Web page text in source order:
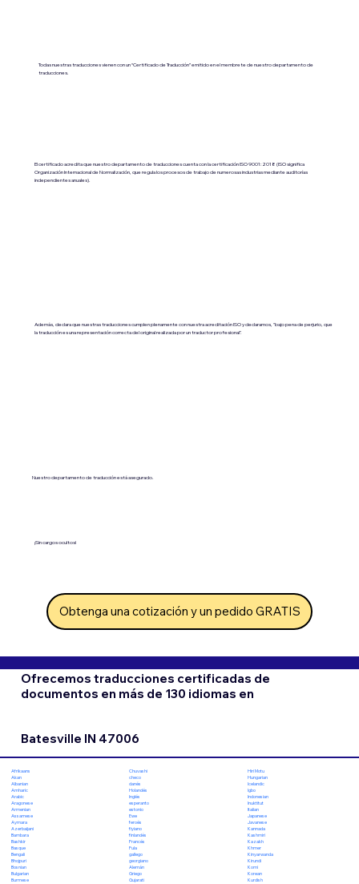
Todas nuestras traducciones vienen con un “Certificado de Traducción” emitido en el membrete de nuestro departamento de
traducciones.
El certificado acredita que nuestro departamento de traducciones cuenta con la certificación ISO 9001:2018 (ISO significa
Organización Internacional de Normalización, que regula los procesos de trabajo de numerosas industrias mediante auditorías
independientes anuales).
Además, declara que nuestras traducciones cumplen plenamente con nuestra acreditación ISO y declaramos, "bajo pena de perjurio, que
la traducción es una representación correcta del original realizada por un traductor profesional".
Nuestro departamento de traducción está asegurado.
¡Sin cargos ocultos!
Obtenga una cotización y un pedido GRATIS
Ofrecemos traducciones certificadas de
documentos en más de 130 idiomas en
Batesville IN 47006
Afrikaans
Akan
Albanian
Amharic
Arabic
Aragonese
Armenian
Assamese
Aymara
Azerbaijani
Bambara
Bashkir
Basque
Bengali
Bhojpuri
Bosnian
Bulgarian
Burmese
Chuvashi
checo
danés
Holandés
Inglés
esperanto
estonio
Ewe
feroés
fiyiano
finlandés
Francés
Fula
gallego
georgiano
Alemán
Griego
Gujarati
Hiri Motu
Hungarian
Icelandic
Igbo
Indonesian
Inuktitut
Italian
Japanese
Javanese
Kannada
Kashmiri
Kazakh
Khmer
Kinyarwanda
Kirundi
Komi
Korean
Kurdish